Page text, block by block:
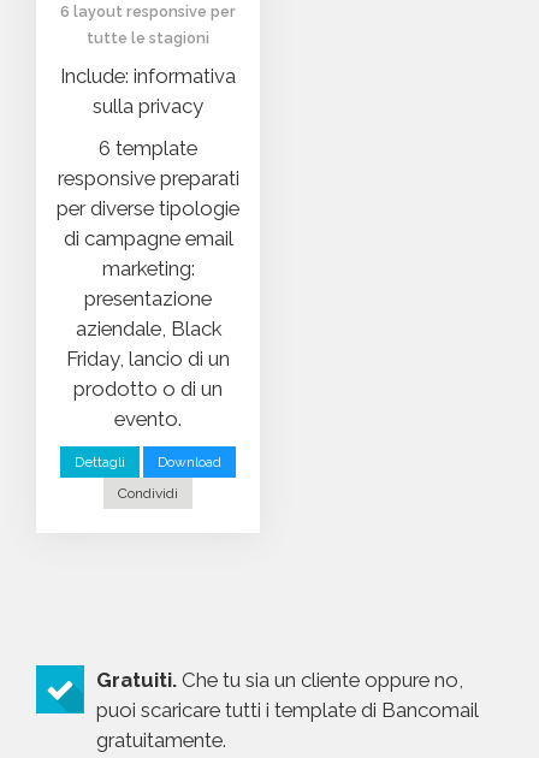
6 layout responsive per
tutte le stagioni
Include: informativa
sulla privacy
6 template
responsive preparati
per diverse tipologie
di campagne email
marketing:
presentazione
aziendale, Black
Friday, lancio di un
prodotto o di un
evento.
Dettagli
Download
Condividi
Gratuiti. Che tu sia un cliente oppure no,
puoi scaricare tutti i template di Bancomail
gratuitamente.